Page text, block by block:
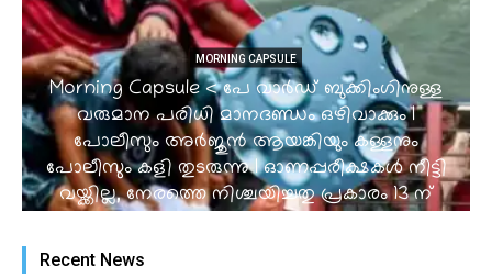
MORNING CAPSULE
Morning Capsule < പേ വാർഡ് ബുക്കിംഗിനുള്ള
വരുമാന പരിധി മാനദണ്ഡം ഒഴിവാക്കും I
പോലീസും അർജുൻ ആയങ്കിയും കള്ളനും
പോലീസും കളി തുടരുന്നു I ഓണപ്പരീക്ഷകൾ നീട്ടി
വയ്ക്കില്ല, നേരത്തെ നിശ്ചയിച്ചതു പ്രകാരം 13 ന്
Recent News